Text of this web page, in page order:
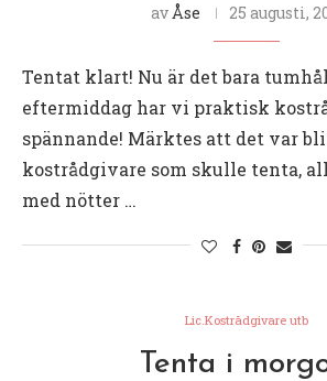
av Åse 25 augusti,
Tentat klart! Nu är det bara
eftermiddag har vi praktisk
spännande! Märktes att det var
kostrådgivare som skulle tenta,
med nötter …
Lic.Kostrådgivare utb
Tenta i